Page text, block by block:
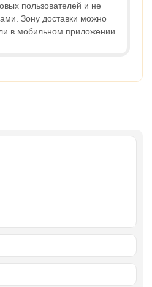
пользователей и не
Зону доставки можно
в мобильном приложении.